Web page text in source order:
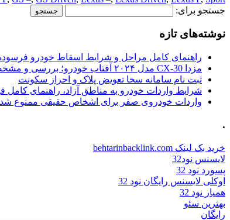
جستجو برای:
نوشته‌های تازه
راهنمای کامل مراحل و شرایط اسقاط خودرو فرسوده (14 مرداد
مزدا CX-30 مدل ۲۰۲۴ آفتاب خودرو؛ بررسی و مشخصات فنی
ثبت نام سامانه سخا تعویض پلاک و احراز سکونت
شرایط واردات خودرو به مناطق آزاد، راهنمای کامل
واردات خودروی صفر برای اشخاص حقیقی ممنوع شد
.
خرید بک لینک behtarinbacklink.com
لایسنس نود32
پسورد نود 32
اوکلی لایسنس رایگان نود 32
همیار نود 32
بهترین سئو
رایگان